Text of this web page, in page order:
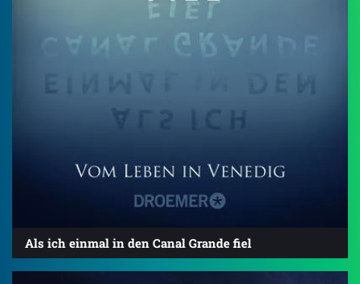
Als ich einmal in den Canal Grande fiel